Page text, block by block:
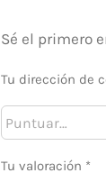
Sé el primero
Tu dirección de
Tu valoración *